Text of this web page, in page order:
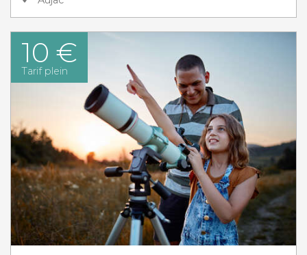
10 €
Tarif plein